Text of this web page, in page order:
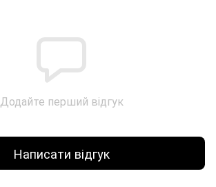
Додайте перший відгук
Написати відгук